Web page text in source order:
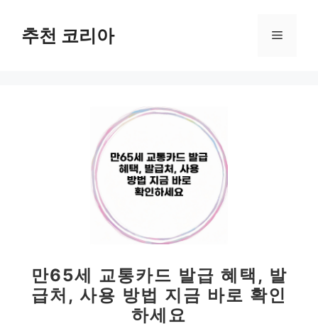
추천 코리아 메
만65세 교통카드 발급 혜택, 발
급처, 사용 방법 지금 바로 확인
하세요